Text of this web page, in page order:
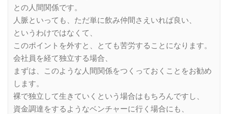
との人間関係です。
人脈といっても、ただ単に飲み仲間さえいれば良い、
というわけではなくて、
このポイントを外すと、とても苦労することになります。
会社員を経て独立する場合、
まずは、このような人間関係をつくっておくことをお勧め
します。
裸で独立して生きていくという場合はもちろんですし、
資金調達をするようなベンチャーに行く場合にも、